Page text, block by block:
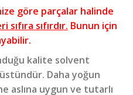
göre parçalar halinde
sıfıra sıfırdır. Bunun için
kalite solvent
Daha yoğun
aslına uygun ve tutarlı